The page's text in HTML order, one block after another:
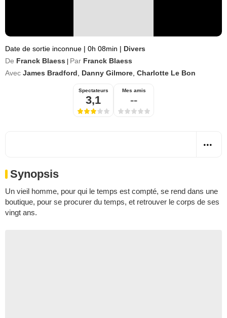
Date de sortie inconnue | 0h 08min | Divers
De Franck Blaess Par Franck Blaess
Avec James Bradford Danny Gilmore Charlotte Le Bon
Spectateurs
3,1
Mes amis
--
Synopsis
Un vieil homme, pour qui le temps est compté, se rend dans une
boutique, pour se procurer du temps, et retrouver le corps de ses
vingt ans.